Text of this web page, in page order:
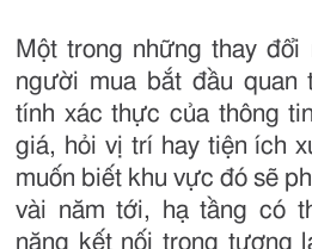
Một trong những thay đổi
người mua bắt đầu quan
tính xác thực của thông
giá, hỏi vị trí hay tiện ích
muốn biết khu vực đó sẽ
vài năm tới, hạ tầng có
năng kết nối trong tương